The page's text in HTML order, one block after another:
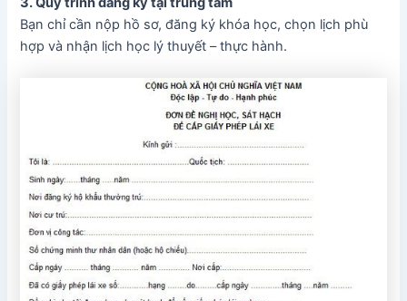
Bạn chỉ cần nộp hồ sơ, đăng ký khóa học, chọn lịch phù
hợp và nhận lịch học lý thuyết – thực hành.